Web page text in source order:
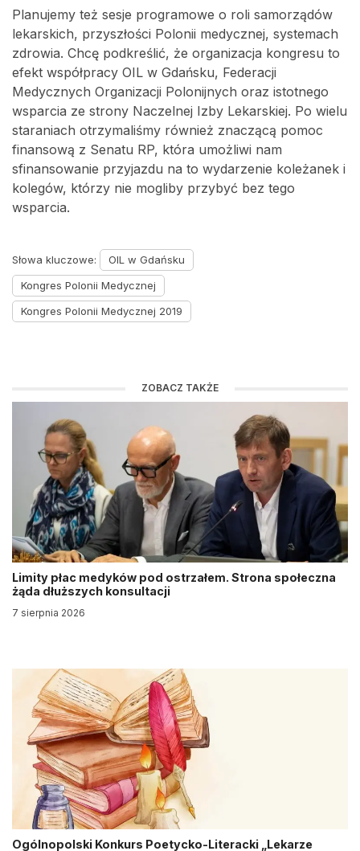
Planujemy też sesje programowe o roli samorządów
lekarskich, przyszłości Polonii medycznej, systemach
zdrowia. Chcę podkreślić, że organizacja kongresu to
efekt współpracy OIL w Gdańsku, Federacji
Medycznych Organizacji Polonijnych oraz istotnego
wsparcia ze strony Naczelnej Izby Lekarskiej. Po wielu
staraniach otrzymaliśmy również znaczącą pomoc
finansową z Senatu RP, która umożliwi nam
sfinansowanie przyjazdu na to wydarzenie koleżanek i
kolegów, którzy nie mogliby przybyć bez tego
wsparcia.
Słowa kluczowe:
OIL w Gdańsku
Kongres Polonii Medycznej
Kongres Polonii Medycznej 2019
ZOBACZ TAKŻE
Limity płac medyków pod ostrzałem. Strona społeczna
żąda dłuższych konsultacji
7 sierpnia 2026
Ogólnopolski Konkurs Poetycko-Literacki „Lekarze